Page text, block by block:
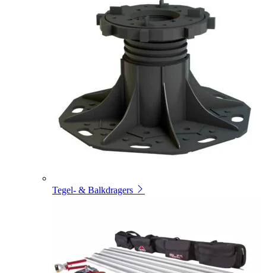
Tegel- & Balkdragers